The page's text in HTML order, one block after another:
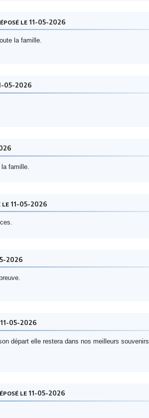
le 11-05-2026
la famille.
05-2026
famille.
11-05-2026
2026
05-2026
départ elle restera dans nos meilleurs souvenirs
le 11-05-2026